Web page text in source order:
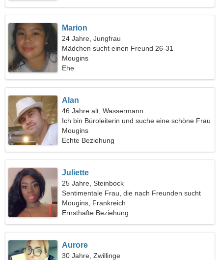
Marion
24 Jahre, Jungfrau
Mädchen sucht einen Freund 26-31
Mougins
Ehe
Alan
46 Jahre alt, Wassermann
Ich bin Büroleiterin und suche eine schöne Frau
Mougins
Echte Beziehung
Juliette
25 Jahre, Steinbock
Sentimentale Frau, die nach Freunden sucht
Mougins, Frankreich
Ernsthafte Beziehung
Aurore
30 Jahre, Zwillinge